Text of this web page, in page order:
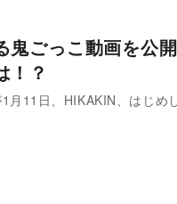
鬼ごっこ動画を公
！？
月11日、HIKAKIN、はじめ